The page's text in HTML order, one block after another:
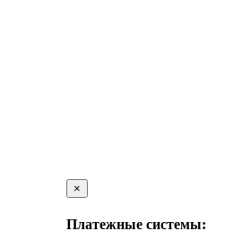
×
Платежные системы: